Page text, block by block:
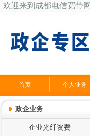
欢迎来到成都电信宽带网
首页 个人业务
政企业务
企业光纤资费